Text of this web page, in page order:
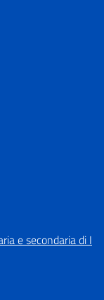
e secondaria di I